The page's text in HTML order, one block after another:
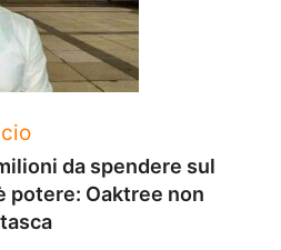
da spendere sul
potere: Oaktree non